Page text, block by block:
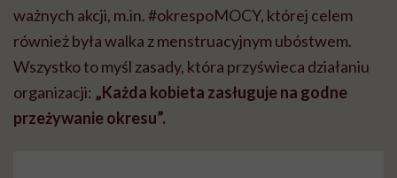
ważnych akcji, m.in. #okrespoMOCY, której celem
również była walka z menstruacyjnym ubóstwem.
Wszystko to myśl zasady, która przyświeca działaniu
organizacji: „Każda kobieta zasługuje na godne
przeżywanie okresu”.